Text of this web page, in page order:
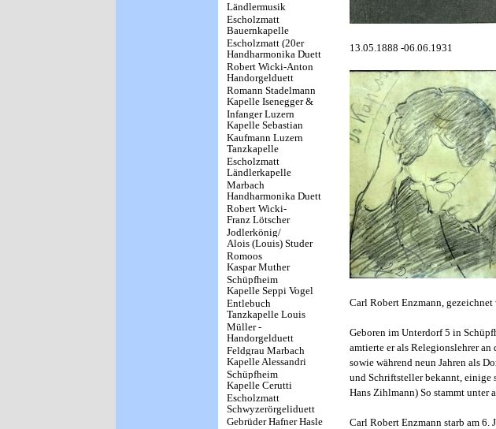
Ländlermusik
Escholzmatt
Bauernkapelle
Escholzmatt (20er
Jahre)
Handharmonika Duett
Robert Wicki-Anton
Thalmann
Escholzmatt
Handorgelduett
Romann Stadelmann
& Edy Erni Zürich
Kapelle Isenegger &
Infanger Luzern
Kapelle Sebastian
Kaufmann Luzern
Tanzkapelle
Escholzmatt
Ländlerkapelle
Marbach
Handharmonika Duett
Robert Wicki-
Hermann Kaufmann
Escholzmatt
Franz Lötscher
Jodlerkönig/
Jodlerklub Edelweiss
Luzern
Alois (Louis) Studer
Romoos
Kaspar Muther
Schüpfheim
Kapelle Seppi Vogel
Entlebuch
Tanzkapelle Louis
Müller -
Ländlerkapelle
Sunneschyn Marbach
Handorgelduett
Feldgrau Marbach
Kapelle Alessandri
Schüpfheim
Kapelle Cerutti
Escholzmatt
Schwyzerörgeliduett
Gebrüder Hafner Hasle
13.05.1888 -06.06.1931
Carl RobertEnzmann, gezeichnet
Geboren im Unterdorf 5 in
amtierte er als Relegionslehrer
sowie während neun Jahren als
und Schriftsteller bekannt, einige
Hans Zihlmann) So stammt unter
Carl Robert Enzmann starb am